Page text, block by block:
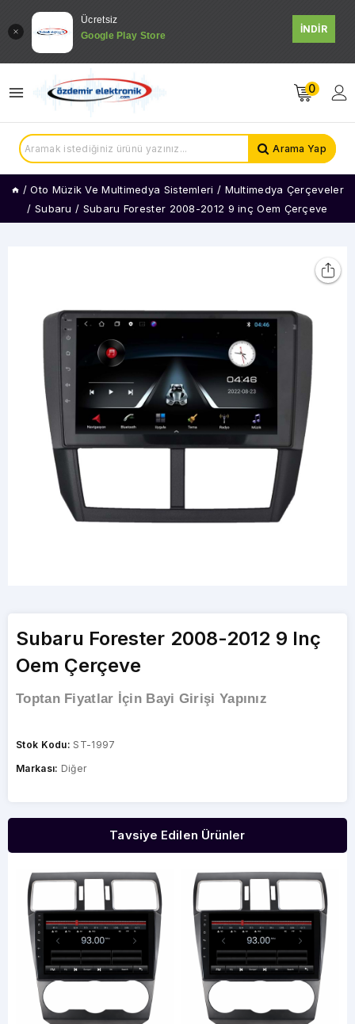
Ücretsiz
Google Play Store
İNDİR
0
Arama Yap
/ Oto Müzik Ve Multimedya Sistemleri / Multimedya Çerçeveler
/ Subaru / Subaru Forester 2008-2012 9 inç Oem Çerçeve
Subaru Forester 2008-2012 9 Inç
Oem Çerçeve
Toptan Fiyatlar İçin Bayi Girişi Yapınız
Stok Kodu: ST-1997
Markası: Diğer
Tavsiye Edilen Ürünler